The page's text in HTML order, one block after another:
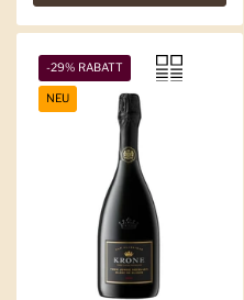
-29% RABATT
NEU